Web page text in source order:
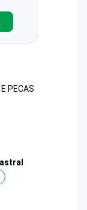
PECAS